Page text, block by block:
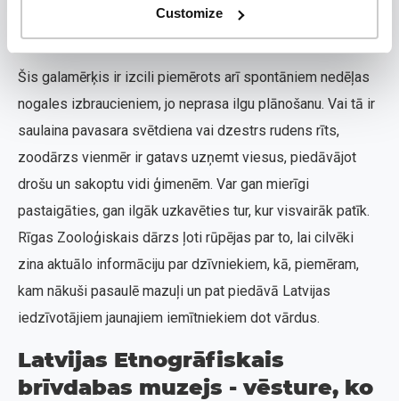
Customize
pilsētas vidē pavadīt vairākas stundas kvalitatīvā, svaigā
gaisā.
Šis galamērķis ir izcili piemērots arī spontāniem nedēļas
nogales izbraucieniem, jo neprasa ilgu plānošanu. Vai tā ir
saulaina pavasara svētdiena vai dzestrs rudens rīts,
zoodārzs vienmēr ir gatavs uzņemt viesus, piedāvājot
drošu un sakoptu vidi ģimenēm. Var gan mierīgi
pastaigāties, gan ilgāk uzkavēties tur, kur visvairāk patīk.
Rīgas Zooloģiskais dārzs ļoti rūpējas par to, lai cilvēki
zina aktuālo informāciju par dzīvniekiem, kā, piemēram,
kam nākuši pasaulē mazuļi un pat piedāvā Latvijas
iedzīvotājiem jaunajiem iemītniekiem dot vārdus.
Latvijas Etnogrāfiskais
brīvdabas muzejs - vēsture, ko